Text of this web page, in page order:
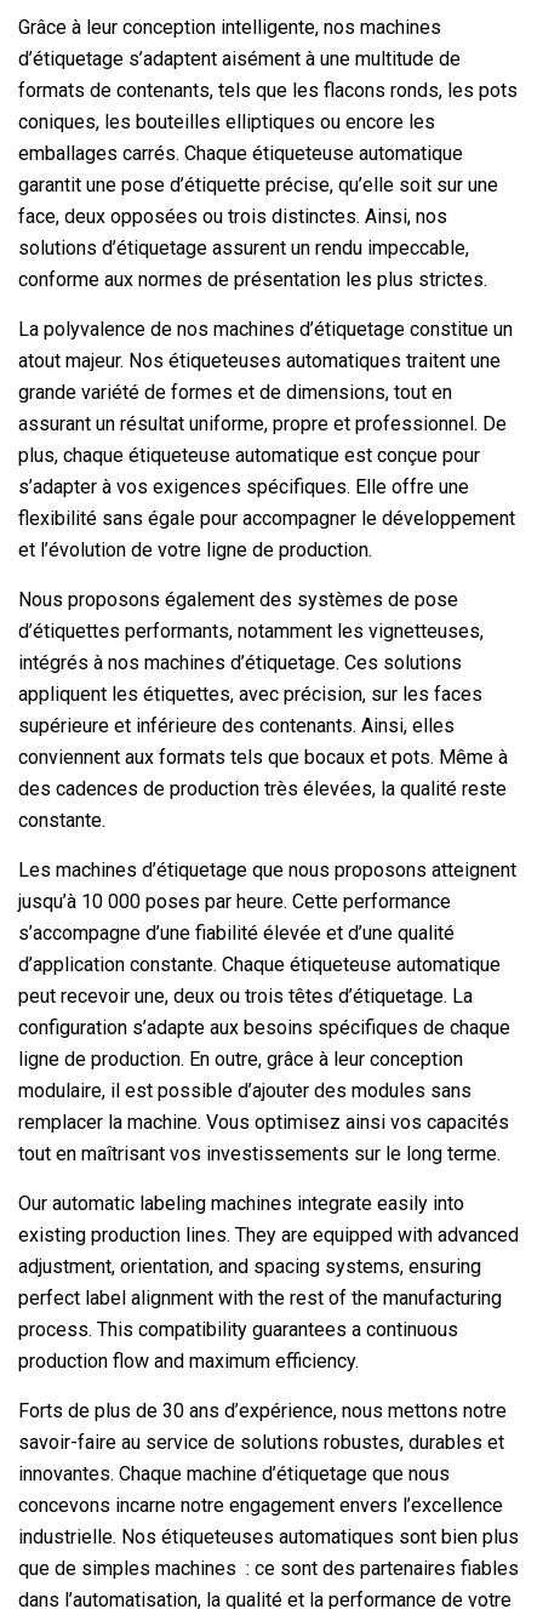
Grâce à leur conception intelligente, nos machines
d’étiquetage s’adaptent aisément à une multitude de
formats de contenants, tels que les flacons ronds, les pots
coniques, les bouteilles elliptiques ou encore les
emballages carrés. Chaque étiqueteuse automatique
garantit une pose d’étiquette précise, qu’elle soit sur une
face, deux opposées ou trois distinctes. Ainsi, nos
solutions d’étiquetage assurent un rendu impeccable,
conforme aux normes de présentation les plus strictes.
La polyvalence de nos machines d’étiquetage constitue un
atout majeur. Nos étiqueteuses automatiques traitent une
grande variété de formes et de dimensions, tout en
assurant un résultat uniforme, propre et professionnel. De
plus, chaque étiqueteuse automatique est conçue pour
s’adapter à vos exigences spécifiques. Elle offre une
flexibilité sans égale pour accompagner le développement
et l’évolution de votre ligne de production.
Nous proposons également des systèmes de pose
d’étiquettes performants, notamment les vignetteuses,
intégrés à nos machines d’étiquetage. Ces solutions
appliquent les étiquettes, avec précision, sur les faces
supérieure et inférieure des contenants. Ainsi, elles
conviennent aux formats tels que bocaux et pots. Même à
des cadences de production très élevées, la qualité reste
constante.
Les machines d’étiquetage que nous proposons atteignent
jusqu’à 10 000 poses par heure. Cette performance
s’accompagne d’une fiabilité élevée et d’une qualité
d’application constante. Chaque étiqueteuse automatique
peut recevoir une, deux ou trois têtes d’étiquetage. La
configuration s’adapte aux besoins spécifiques de chaque
ligne de production. En outre, grâce à leur conception
modulaire, il est possible d’ajouter des modules sans
remplacer la machine. Vous optimisez ainsi vos capacités
tout en maîtrisant vos investissements sur le long terme.
Our automatic labeling machines integrate easily into
existing production lines. They are equipped with advanced
adjustment, orientation, and spacing systems, ensuring
perfect label alignment with the rest of the manufacturing
process. This compatibility guarantees a continuous
production flow and maximum efficiency.
Forts de plus de 30 ans d’expérience, nous mettons notre
savoir-faire au service de solutions robustes, durables et
innovantes. Chaque machine d’étiquetage que nous
concevons incarne notre engagement envers l’excellence
industrielle. Nos étiqueteuses automatiques sont bien plus
que de simples machines : ce sont des partenaires fiables
dans l’automatisation, la qualité et la performance de votre